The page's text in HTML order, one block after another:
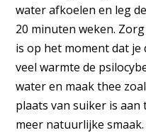
water afkoelen en leg
20 minuten weken.
is op het moment dat
veel warmte de
water en maak thee
plaats van suiker is
meer natuurlijke